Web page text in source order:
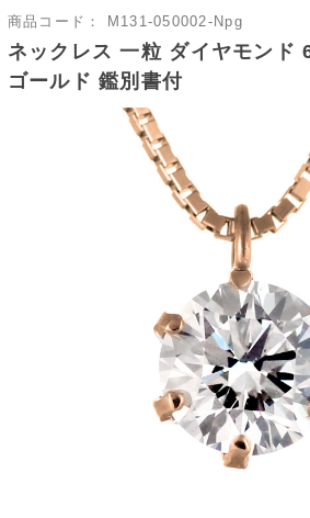
商品コード：
M131-050002-Npg
ネックレス 一粒 ダイヤモンド
ゴールド 鑑別書付